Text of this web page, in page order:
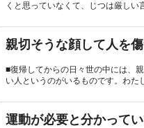
くと思っていなくて、じつは厳し
親切そうな顔して人を
■復帰してからの日々世の中には、
い人というのがいるものです。わた
運動が必要と分かって